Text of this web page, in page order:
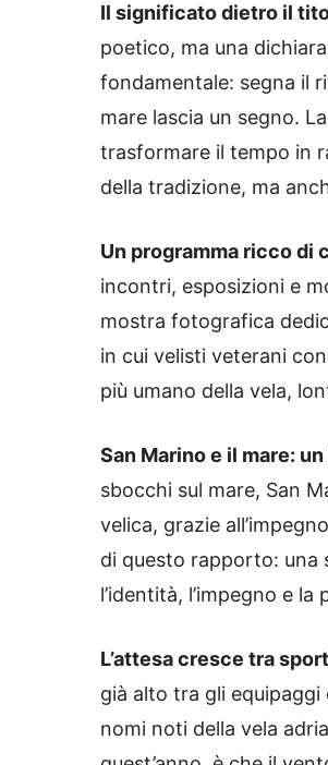
Il significato dietro il
poetico, ma una
fondamentale: segna il
mare lascia un segno.
trasformare il tempo in
della tradizione, ma
Un programma ricco di
incontri, esposizioni e
mostra fotografica
in cui velisti veterani
più umano della vela,
San Marino e il mare:
sbocchi sul mare, San
velica, grazie
di questo rapporto: una
l’identità, l’impegno e
L’attesa cresce tra
già alto tra gli
nomi noti della vela